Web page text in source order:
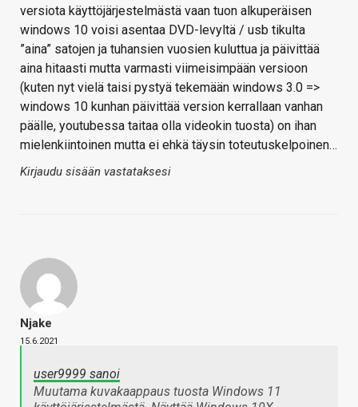
versiota käyttöjärjestelmästä vaan tuon alkuperäisen
windows 10 voisi asentaa DVD-levyltä / usb tikulta
”aina” satojen ja tuhansien vuosien kuluttua ja päivittää
aina hitaasti mutta varmasti viimeisimpään versioon
(kuten nyt vielä taisi pystyä tekemään windows 3.0 =>
windows 10 kunhan päivittää version kerrallaan vanhan
päälle, youtubessa taitaa olla videokin tuosta) on ihan
mielenkiintoinen mutta ei ehkä täysin toteutuskelpoinen…
Kirjaudu sisään vastataksesi
Njake
15.6.2021
user9999 sanoi
Muutama kuvakaappaus tuosta Windows 11